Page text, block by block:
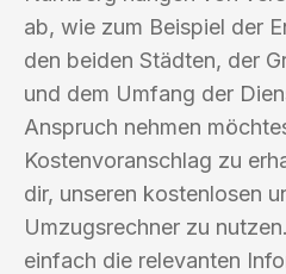
ab, wie zum Beispiel der
den beiden Städten, der
und dem Umfang der
Anspruch nehmen
Kostenvoranschlag zu
dir, unseren kostenlosen
Umzugsrechner zu
einfach die relevanten